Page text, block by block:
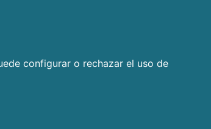
configurar o rechazar el uso de